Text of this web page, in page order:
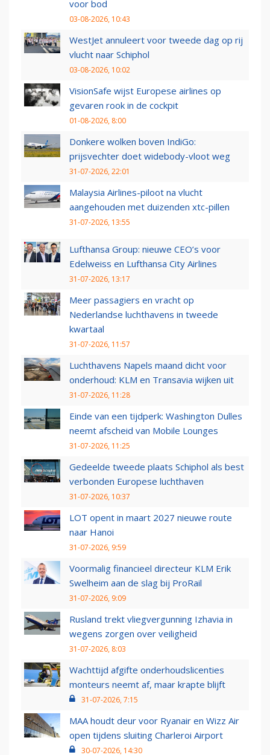
voor bod
03-08-2026, 10:43
WestJet annuleert voor tweede dag op rij
vlucht naar Schiphol
03-08-2026, 10:02
VisionSafe wijst Europese airlines op
gevaren rook in de cockpit
01-08-2026, 8:00
Donkere wolken boven IndiGo:
prijsvechter doet widebody-vloot weg
31-07-2026, 22:01
Malaysia Airlines-piloot na vlucht
aangehouden met duizenden xtc-pillen
31-07-2026, 13:55
Lufthansa Group: nieuwe CEO’s voor
Edelweiss en Lufthansa City Airlines
31-07-2026, 13:17
Meer passagiers en vracht op
Nederlandse luchthavens in tweede
kwartaal
31-07-2026, 11:57
Luchthavens Napels maand dicht voor
onderhoud: KLM en Transavia wijken uit
31-07-2026, 11:28
Einde van een tijdperk: Washington Dulles
neemt afscheid van Mobile Lounges
31-07-2026, 11:25
Gedeelde tweede plaats Schiphol als best
verbonden Europese luchthaven
31-07-2026, 10:37
LOT opent in maart 2027 nieuwe route
naar Hanoi
31-07-2026, 9:59
Voormalig financieel directeur KLM Erik
Swelheim aan de slag bij ProRail
31-07-2026, 9:09
Rusland trekt vliegvergunning Izhavia in
wegens zorgen over veiligheid
31-07-2026, 8:03
Wachttijd afgifte onderhoudslicenties
monteurs neemt af, maar krapte blijft
31-07-2026, 7:15
MAA houdt deur voor Ryanair en Wizz Air
open tijdens sluiting Charleroi Airport
30-07-2026, 14:30